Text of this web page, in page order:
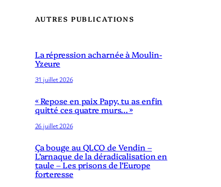
AUTRES PUBLICATIONS
La répression acharnée à Moulin-
Yzeure
31 juillet 2026
« Repose en paix Papy, tu as enfin
quitté ces quatre murs… »
26 juillet 2026
Ça bouge au QLCO de Vendin –
L’arnaque de la déradicalisation en
taule – Les prisons de l’Europe
forteresse